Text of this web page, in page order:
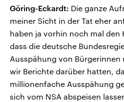
Göring-Eckardt: Die ganze
meiner Sicht in der Tat eher
haben ja vorhin noch mal
dass die deutsche
Ausspähung von
wir Berichte darüber hatten,
millionenfache Ausspähung
sich vom NSA abspeisen